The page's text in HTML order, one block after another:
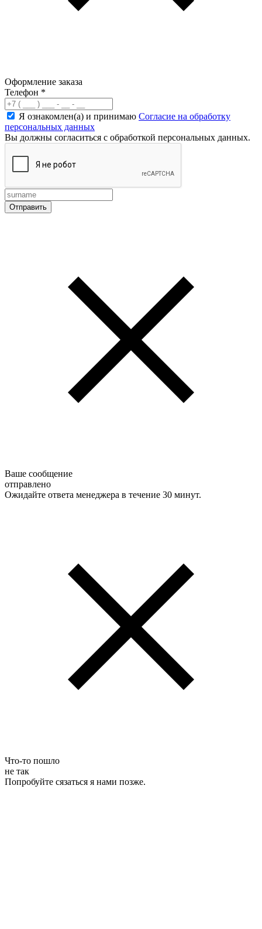
Оформление заказа
Телефон *
Я ознакомлен(а) и принимаю Согласие на обработку
персональных данных
Вы должны согласиться с обработкой персональных данных.
Ваше сообщение
отправлено
Ожидайте ответа менеджера в течение 30 минут.
Что-то пошло
не так
Попробуйте сязаться я нами позже.